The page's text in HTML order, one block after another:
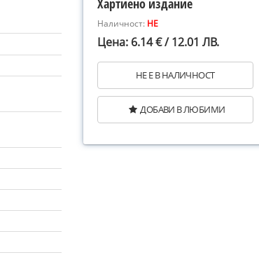
Хартиено издание
Наличност: НЕ
Цена: 6.14 € / 12.01 ЛВ.
НЕ Е В НАЛИЧНОСТ
ДОБАВИ В ЛЮБИМИ